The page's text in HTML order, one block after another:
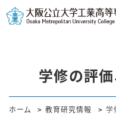
学修の評
ホーム 教育研究情報 学